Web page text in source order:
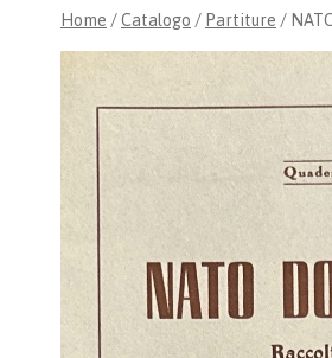
Home /Catalogo / Partiture /